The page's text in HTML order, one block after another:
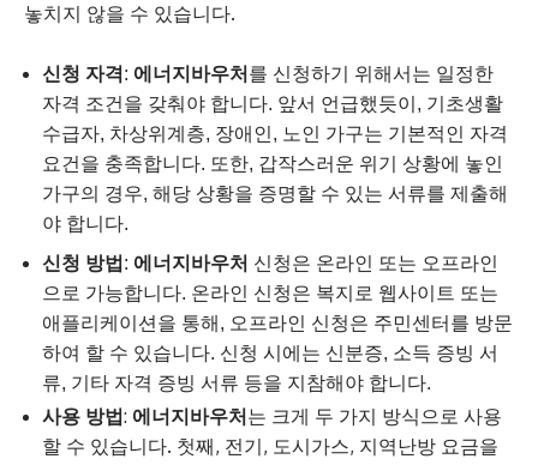
놓치지 않을 수 있습니다.
신청 자격 : 에너지바우처 를 신청하기 위해서는 일정한
자격 조건을 갖춰야 합니다. 앞서 언급했듯이, 기초생활
수급자, 차상위계층, 장애인, 노인 가구는 기본적인 자격
요건을 충족합니다. 또한, 갑작스러운 위기 상황에 놓인
가구의 경우, 해당 상황을 증명할 수 있는 서류를 제출해
야 합니다.
신청 방법 : 에너지바우처 신청은 온라인 또는 오프라인
으로 가능합니다. 온라인 신청은 복지로 웹사이트 또는
애플리케이션을 통해, 오프라인 신청은 주민센터를 방문
하여 할 수 있습니다. 신청 시에는 신분증, 소득 증빙 서
류, 기타 자격 증빙 서류 등을 지참해야 합니다.
사용 방법: 에너지바우처는 크게 두 가지 방식으로 사용
할 수 있습니다. 첫째, 전기, 도시가스, 지역난방 요금을